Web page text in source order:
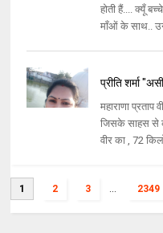
होती हैं.... क्यूँ
माँओं के साथ..
प्रीति शर्मा
महाराणा प्रताप
जिसके साहस से
वीर का , 72
1 2 3 ... 2349